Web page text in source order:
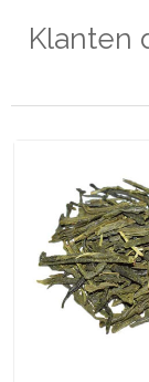
Klanten